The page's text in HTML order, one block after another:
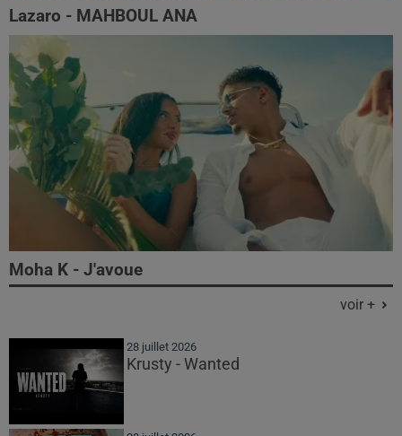
Lazaro - MAHBOUL ANA
Moha K - J'avoue
voir +
28 juillet 2026
Krusty - Wanted